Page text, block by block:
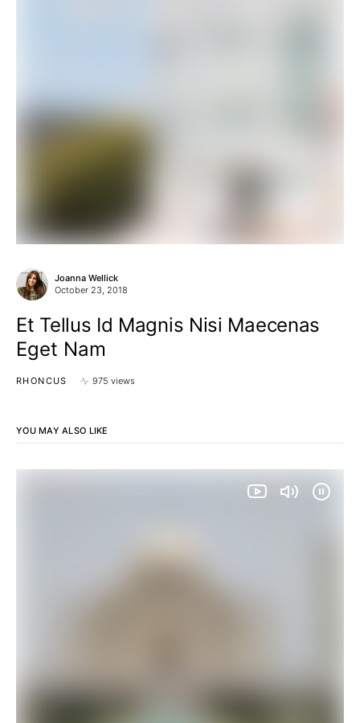
Joanna Wellick
October 23, 2018
Et Tellus Id Magnis Nisi Maecenas
Eget Nam
RHONCUS 975 views
YOU MAY ALSO LIKE